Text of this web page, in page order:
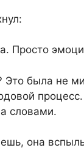
Просто
Это была не
словами.
она